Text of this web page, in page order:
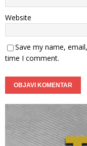
Website
Save my name,
time I comment.